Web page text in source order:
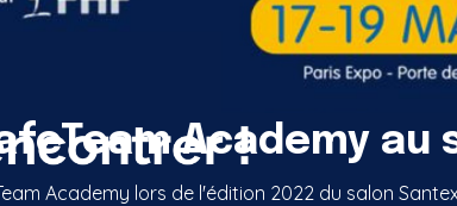
Academy au
Academy lors de l'édition 2022 du salon